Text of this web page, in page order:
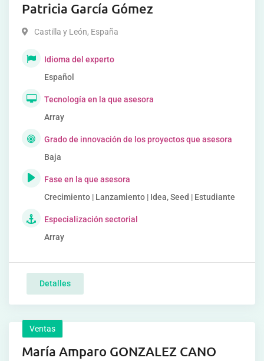
Patricia García Gómez
Castilla y León, España
Idioma del experto
Español
Tecnología en la que asesora
Array
Grado de innovación de los proyectos que asesora
Baja
Fase en la que asesora
Crecimiento | Lanzamiento | Idea, Seed | Estudiante
Especialización sectorial
Array
Detalles
Ventas
María Amparo GONZALEZ CANO